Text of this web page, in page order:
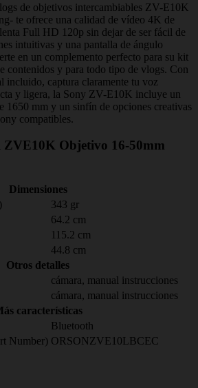
de objetivos intercambiables ZV-E10K
te ofrece una calidad de vídeo 4K de
Full HD 120p sin dejar de ser fácil de
intuitivas y una pantalla de ángulo
en un complemento perfecto para su kit
contenidos y para todo tipo de vlogs. Con
incluido, captura claramente tu voz
y ligera, la Sony ZV-E10K incluye un
1650 mm y un sinfín de opciones creativas
compatibles.
Objetivo 16-50mm
Dimensiones
343 gr
64.2 cm
115.2 cm
44.8 cm
Otros detalles
cámara, manual instrucciones
cámara, manual instrucciones
características
Bluetooth
Number) ORSONZVE10LBCEC